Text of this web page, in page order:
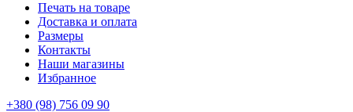
Печать на товаре
Доставка и оплата
Размеры
Контакты
Наши магазины
Избранное
+380 (98) 756 09 90